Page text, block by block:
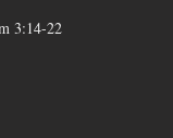
3:14-22